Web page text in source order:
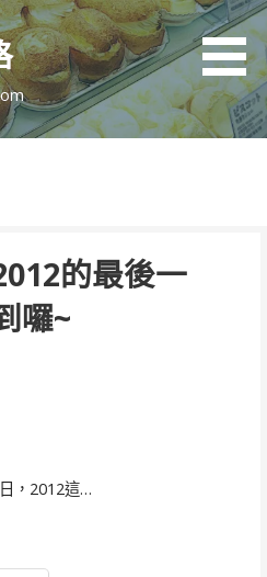
的最後一
囉~
，2012這…